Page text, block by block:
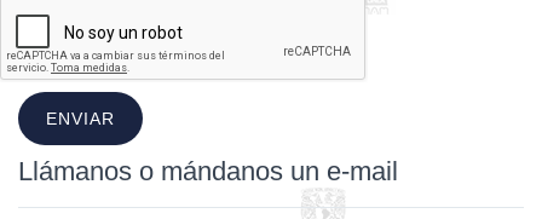
ENVIAR
Llámanos o mándanos un e-mail